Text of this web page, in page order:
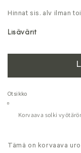
Hinnat sis. alv ilman
Lisävärit
Otsikko
Tämä on korvaava